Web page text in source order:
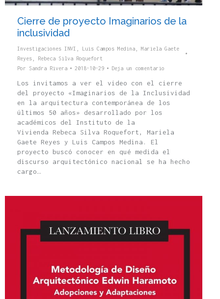
Cierre de proyecto Imaginarios de la
inclusividad
Investigaciones INVI Luis Campos Medina
Mariela Gaete
Reyes
Rebeca Silva Roquefort
Por Sandra Rivera 2018-10-29 Deja un comentario
Los invitamos a ver el video con el cierre
del proyecto «Imaginarios de la Inclusividad
en la arquitectura contemporánea de los
últimos 50 años» desarrollado por los
académicos del Instituto de la
Vivienda Rebeca Silva Roquefort, Mariela
Gaete Reyes y Luis Campos Medina. El
proyecto buscó conocer en qué medida el
discurso arquitectónico nacional se ha hecho
cargo…